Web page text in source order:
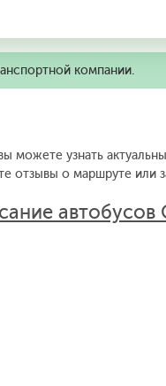
компании.
можете узнать
отзывы о маршруте или